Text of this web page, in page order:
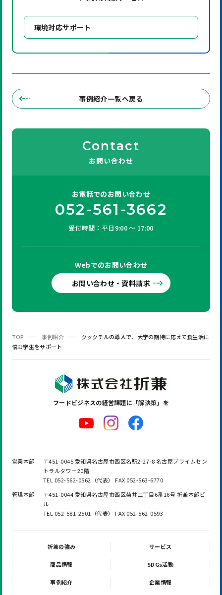
環境対応サポート
事例紹介一覧へ戻る
Contact
お問い合わせ
お電話でのお問い合わせ
052-561-3662
受付時間：平日9:00 ～ 17:00
Webでのお問い合わせ
お問い合わせ・資料請求
TOP 事例紹介
クックチルの導入で、大学の期待に応えて食生活に
悩む学生をサポート
フードビジネスの経営課題に「解決策」を
営業本部
〒451-0045 愛知県名古屋市西区名駅2-27-8 名古屋プライムセン
トラルタワー20階
TEL 052-562-0562（代表） FAX 052-563-6770
管理本部
〒451-0044 愛知県名古屋市西区菊井二丁目6番16号 折兼本部ビ
ル
TEL 052-581-2501（代表） FAX 052-562-0593
折兼の強み サービス
商品情報 SDGs活動
事例紹介 企業情報